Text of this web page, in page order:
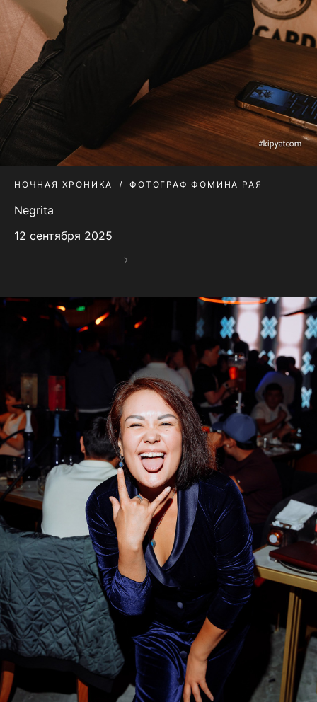
НОЧНАЯ ХРОНИКА ФОТОГРАФ ФОМИНА РАЯ
Negrita
12 сентября 2025